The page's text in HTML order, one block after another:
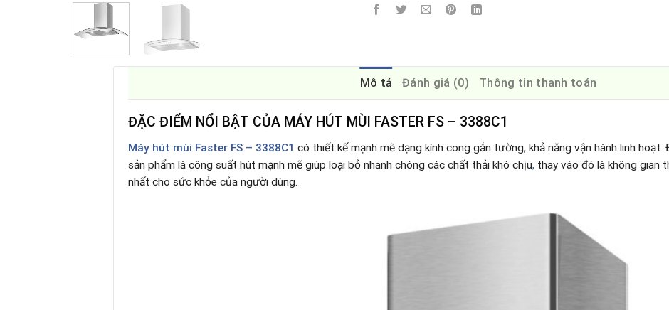
Mô tả Đánh giá (0) Thông tin thanh toán
ĐẶC ĐIỂM NỔI BẬT CỦA MÁY HÚT MÙI FASTER FS – 3388C1
Máy hút mùi Faster FS – 3388C1 có thiết kế mạnh mẽ dạng kính cong gắn tường, khả năng vận hành linh
sản phẩm là công suất hút mạnh mẽ giúp loại bỏ nhanh chóng các chất thải khó chịu, thay vào đó là không gian
nhất cho sức khỏe của người dùng.